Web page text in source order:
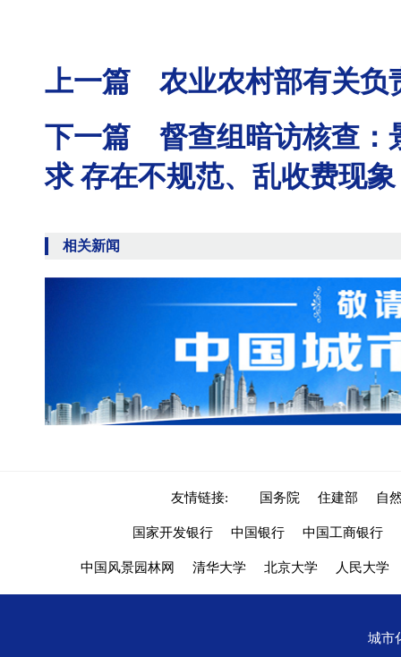
上一篇 农业农村部有关负
下一篇 督查组暗访核查：
求 存在不规范、乱收费现象
相关新闻
友情链接: 国务院 住建部 自
国家开发银行 中国银行 中国工商银行
中国风景园林网 清华大学 北京大学 人民大学
城市